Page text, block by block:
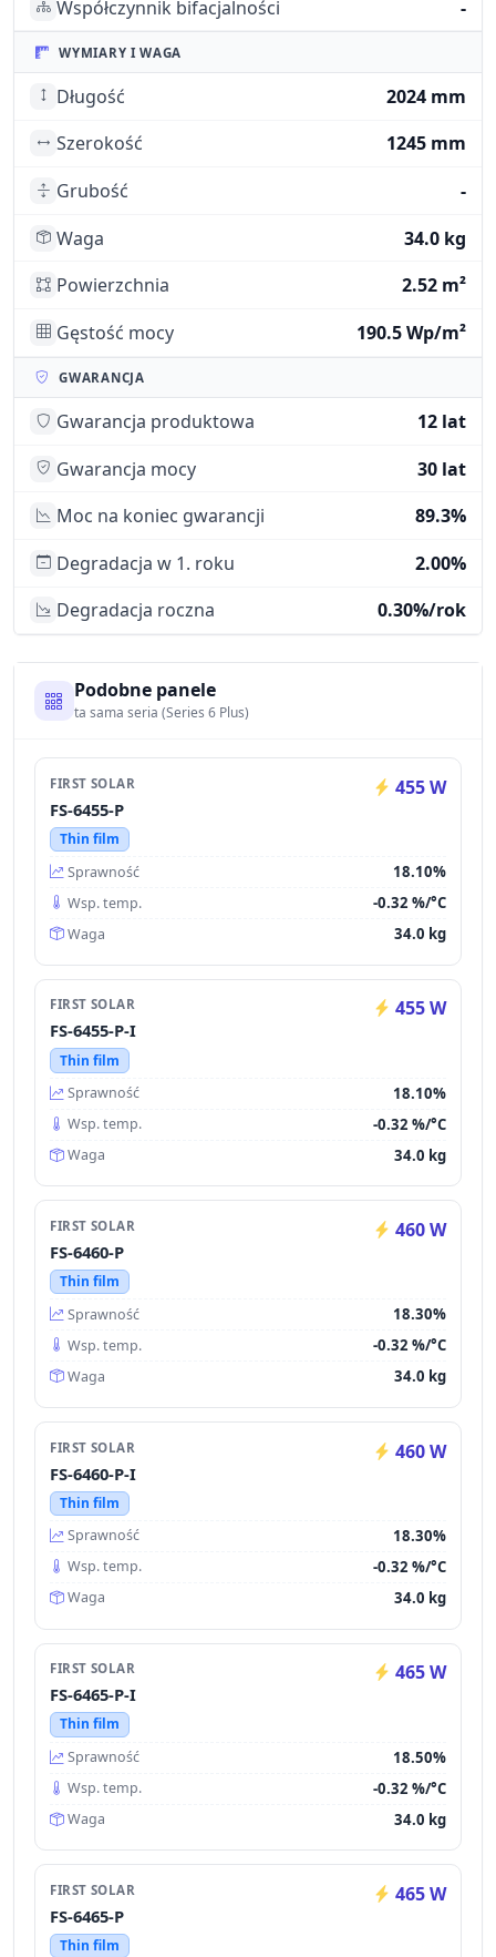
Współczynnik bifacjalności -
WYMIARY I WAGA
Długość
2024 mm
Szerokość
1245 mm
Grubość
-
Waga
34.0 kg
Powierzchnia
2.52 m²
Gęstość mocy
190.5 Wp/m²
GWARANCJA
Gwarancja produktowa
12 lat
Gwarancja mocy
30 lat
Moc na koniec gwarancji
89.3%
Degradacja w 1. roku
2.00%
Degradacja roczna
0.30%/rok
Podobne panele
ta sama seria (Series 6 Plus)
FIRST SOLAR 455 W
FS-6455-P
Thin film
Sprawność
18.10%
Wsp. temp. -0.32 %/°C
Waga 34.0 kg
FIRST SOLAR 455 W
FS-6455-P-I
Thin film
Sprawność
18.10%
Wsp. temp. -0.32 %/°C
Waga 34.0 kg
FIRST SOLAR 460 W
FS-6460-P
Thin film
Sprawność
18.30%
Wsp. temp. -0.32 %/°C
Waga 34.0 kg
FIRST SOLAR 460 W
FS-6460-P-I
Thin film
Sprawność
18.30%
Wsp. temp. -0.32 %/°C
Waga 34.0 kg
FIRST SOLAR 465 W
FS-6465-P-I
Thin film
Sprawność
18.50%
Wsp. temp. -0.32 %/°C
Waga 34.0 kg
FIRST SOLAR 465 W
FS-6465-P
Thin film